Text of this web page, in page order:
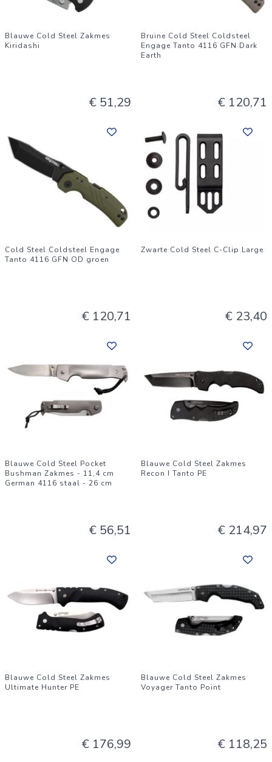
Blauwe Cold Steel Zakmes
Kiridashi
€ 51,29
Bruine Cold Steel Coldsteel
Engage Tanto 4116 GFN Dark
Earth
€ 120,71
Cold Steel Coldsteel Engage
Tanto 4116 GFN OD groen
€ 120,71
Zwarte Cold Steel C-Clip Large
€ 23,40
Blauwe Cold Steel Pocket
Bushman Zakmes - 11,4 cm
German 4116 staal - 26 cm
€ 56,51
Blauwe Cold Steel Zakmes
Recon I Tanto PE
€ 214,97
Blauwe Cold Steel Zakmes
Ultimate Hunter PE
€ 176,99
Blauwe Cold Steel Zakmes
Voyager Tanto Point
€ 118,25